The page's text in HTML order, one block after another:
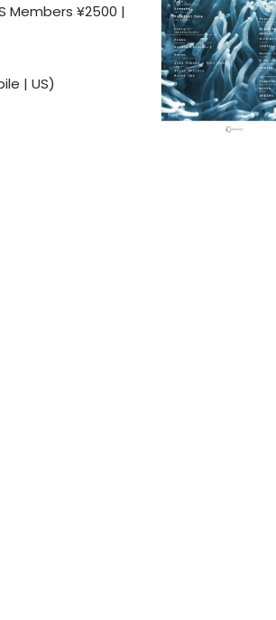
Members ¥2500 |
| US)